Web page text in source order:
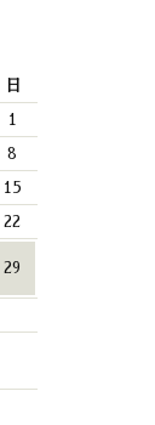
日
1
8
15
22
29